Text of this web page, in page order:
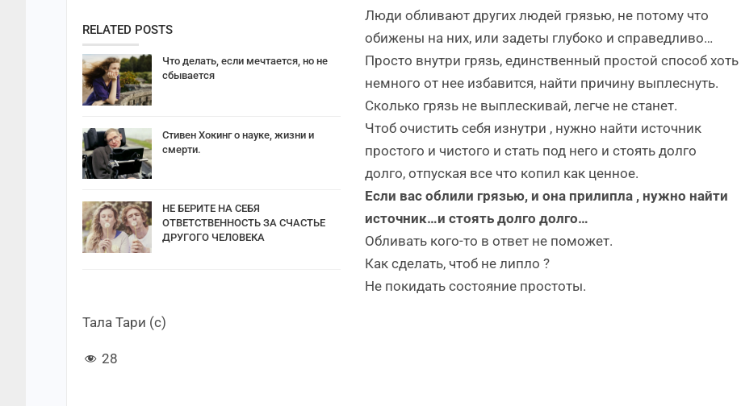
RELATED POSTS
Что делать, если мечтается, но не
сбывается
Стивен Хокинг о науке, жизни и
смерти.
НЕ БЕРИТЕ НА СЕБЯ
ОТВЕТСТВЕННОСТЬ ЗА СЧАСТЬЕ
ДРУГОГО ЧЕЛОВЕКА
Люди обливают других людей грязью, не потому что
обижены на них, или задеты глубоко и справедливо…
Просто внутри грязь, единственный простой способ хоть
немного от нее избавится, найти причину выплеснуть.
Сколько грязь не выплескивай, легче не станет.
Чтоб очистить себя изнутри , нужно найти источник
простого и чистого и стать под него и стоять долго
долго, отпуская все что копил как ценное.
Если вас облили грязью, и она прилипла , нужно найти
источник…и стоять долго долго…
Обливать кого-то в ответ не поможет.
Как сделать, чтоб не липло ?
Не покидать состояние простоты.
Тала Тари (с)
28